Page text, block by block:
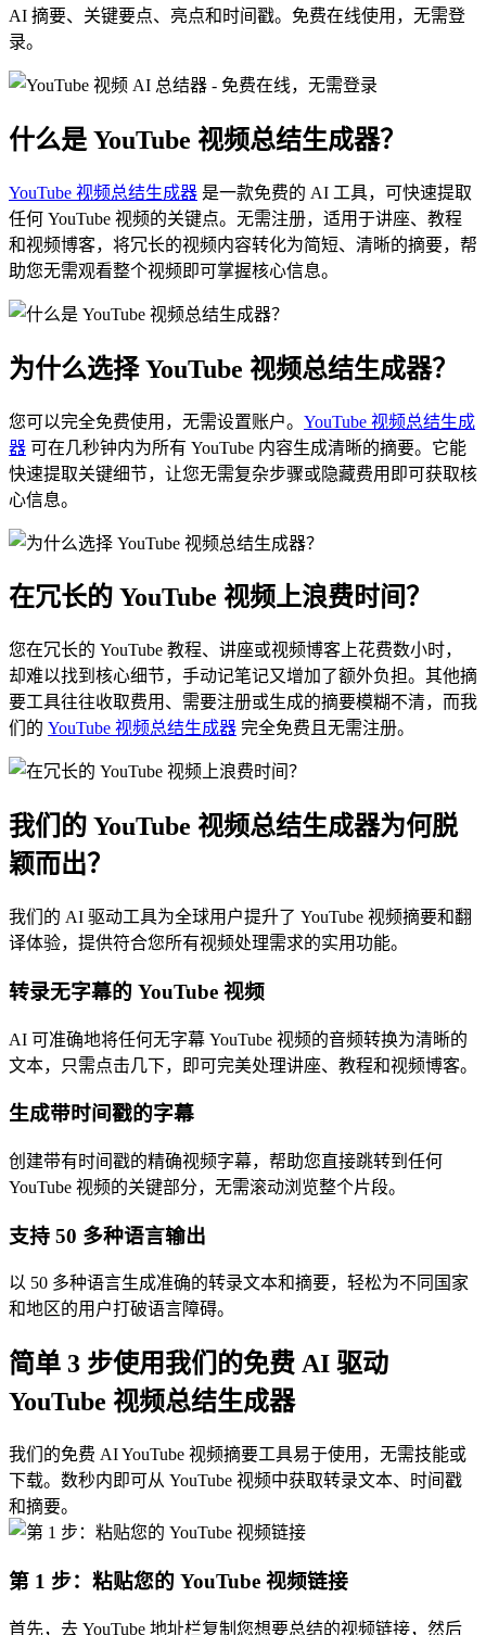
AI 摘要、关键要点、亮点和时间戳。免费在线使用，无需登
录。
什么是 YouTube 视频总结生成器？
YouTube 视频总结生成器 是一款免费的 AI 工具，可快速提取
任何 YouTube 视频的关键点。无需注册，适用于讲座、教程
和视频博客，将冗长的视频内容转化为简短、清晰的摘要，帮
助您无需观看整个视频即可掌握核心信息。
为什么选择 YouTube 视频总结生成器？
您可以完全免费使用，无需设置账户。 YouTube 视频总结生成
器 可在几秒钟内为所有 YouTube 内容生成清晰的摘要。它能
快速提取关键细节，让您无需复杂步骤或隐藏费用即可获取核
心信息。
在冗长的 YouTube 视频上浪费时间？
您在冗长的 YouTube 教程、讲座或视频博客上花费数小时，
却难以找到核心细节，手动记笔记又增加了额外负担。其他摘
要工具往往收取费用、需要注册或生成的摘要模糊不清，而我
们的 YouTube 视频总结生成器 完全免费且无需注册。
我们的 YouTube 视频总结生成器为何脱
颖而出？
我们的 AI 驱动工具为全球用户提升了 YouTube 视频摘要和翻
译体验，提供符合您所有视频处理需求的实用功能。
转录无字幕的 YouTube 视频
AI 可准确地将任何无字幕 YouTube 视频的音频转换为清晰的
文本，只需点击几下，即可完美处理讲座、教程和视频博客。
生成带时间戳的字幕
创建带有时间戳的精确视频字幕，帮助您直接跳转到任何
YouTube 视频的关键部分，无需滚动浏览整个片段。
支持 50 多种语言输出
以 50 多种语言生成准确的转录文本和摘要，轻松为不同国家
和地区的用户打破语言障碍。
简单 3 步使用我们的免费 AI 驱动
YouTube 视频总结生成器
我们的免费 AI YouTube 视频摘要工具易于使用，无需技能或
下载。数秒内即可从 YouTube 视频中获取转录文本、时间戳
和摘要。
第 1 步：粘贴您的 YouTube 视频链接
首先，去 YouTube 地址栏复制您想要总结的视频链接，然后